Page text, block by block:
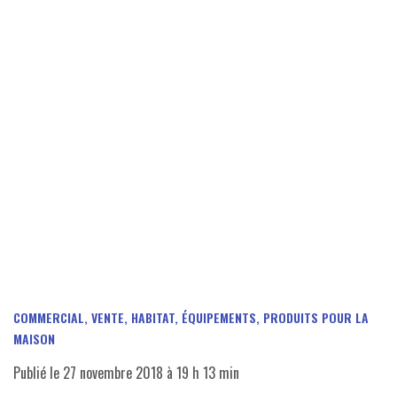
COMMERCIAL, VENTE, HABITAT, ÉQUIPEMENTS, PRODUITS POUR LA
MAISON
Publié le 27 novembre 2018 à 19 h 13 min